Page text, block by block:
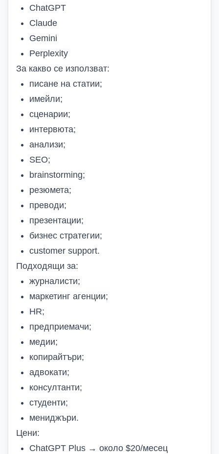
ChatGPT
Claude
Gemini
Perplexity
За какво се използват:
писане на статии;
имейли;
сценарии;
интервюта;
анализи;
SEO;
brainstorming;
резюмета;
преводи;
презентации;
бизнес стратегии;
customer support.
Подходящи за:
журналисти;
маркетинг агенции;
HR;
предприемачи;
медии;
копирайтъри;
адвокати;
консултанти;
студенти;
мениджъри.
Цени:
ChatGPT Plus → около $20/месец